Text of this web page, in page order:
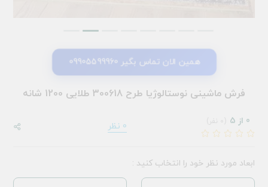
همین الان تماس بگیر 09905599960
فرش ماشینی نوستالوژیا طرح 300618 طلایی 1200 شانه
0 از 5 0 نظر
ابعاد مورد نظر خود را انتخاب کنید :